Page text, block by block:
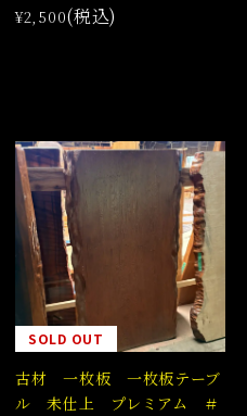
¥2,500(税込)
SOLD OUT
古材 一枚板 一枚板テーブ
ル 未仕上 プレミアム ＃